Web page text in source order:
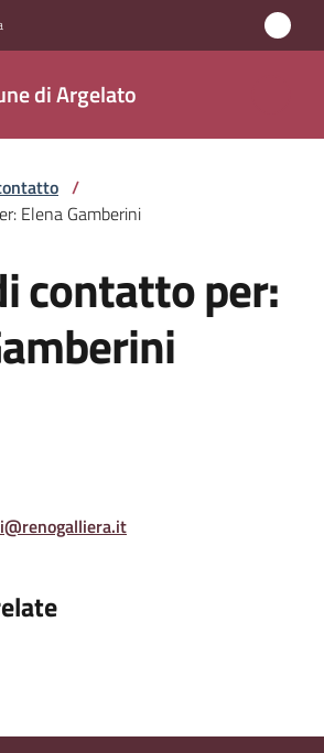
di Argelato
/
Elena Gamberini
contatto per: